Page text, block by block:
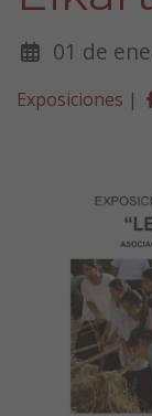
01 de
Exposiciones |